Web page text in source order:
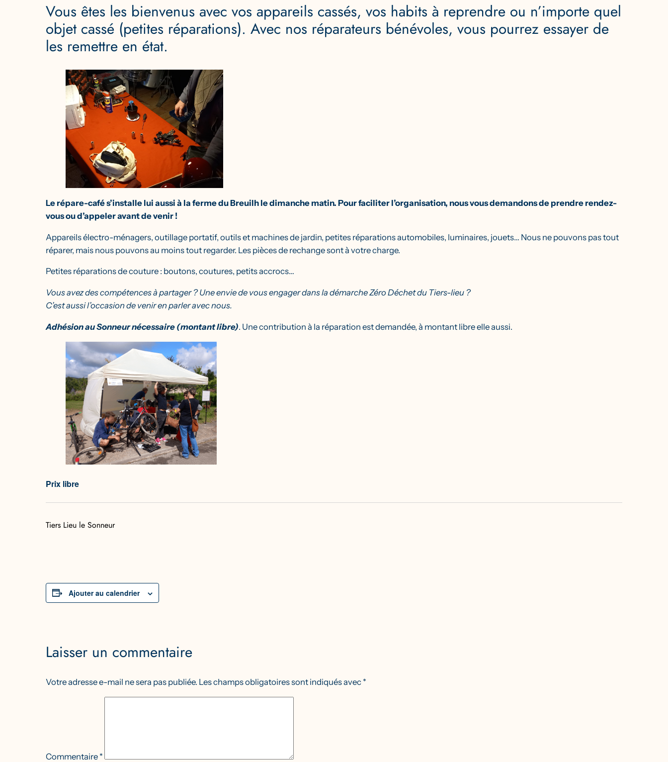
Vous êtes les bienvenus avec vos appareils cassés, vos habits à reprendre ou n’importe quel
objet cassé (petites réparations). Avec nos réparateurs bénévoles, vous pourrez essayer de
les remettre en état.
Le répare-café s’installe lui aussi à la ferme du Breuilh le dimanche matin. Pour faciliter l’organisation, nous vous demandons de prendre rendez-
vous ou d’appeler avant de venir !
Appareils électro-ménagers, outillage portatif, outils et machines de jardin, petites réparations automobiles, luminaires, jouets… Nous ne pouvons pas tout
réparer, mais nous pouvons au moins tout regarder. Les pièces de rechange sont à votre charge.
Petites réparations de couture : boutons, coutures, petits accrocs…
Vous avez des compétences à partager ? Une envie de vous engager dans la démarche Zéro Déchet du Tiers-lieu ?
C’est aussi l’occasion de venir en parler avec nous.
Adhésion au Sonneur nécessaire (montant libre). Une contribution à la réparation est demandée, à montant libre elle aussi.
Prix libre
Tiers Lieu le Sonneur
Ajouter au calendrier
Laisser un commentaire
Votre adresse e-mail ne sera pas publiée. Les champs obligatoires sont indiqués avec *
Commentaire *